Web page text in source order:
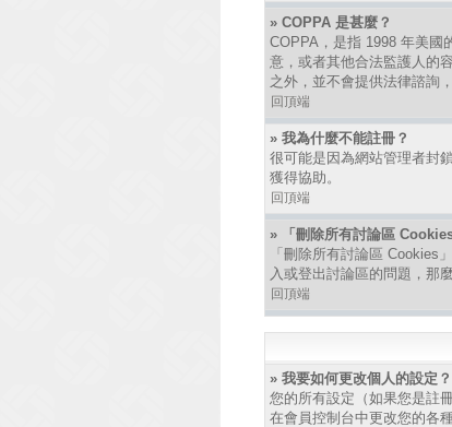
» COPPA 是甚麼？
COPPA，是指 1998 年美國
意，或者其他合法監護人的
之外，並不會提供法律諮詢
回頂端
» 我為什麼不能註冊？
很可能是因為網站管理者封
獲得協助。
回頂端
» 「刪除所有討論區
「刪除所有討論區 Cookies
入或登出討論區的問題，那
回頂端
» 我要如何更改個人的設定？
您的所有設定（如果您是註
在會員控制台中更改您的各